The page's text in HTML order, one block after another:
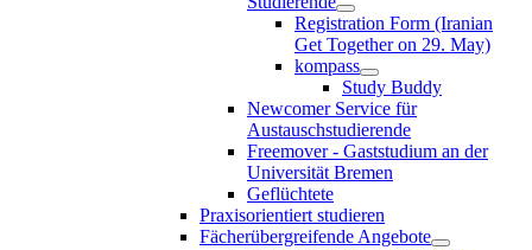
Registration Form (Iranian
Get Together on 29. May)
kompass
Study Buddy
Newcomer Service für
Austauschstudierende
Freemover - Gaststudium an der
Universität Bremen
Geflüchtete
Praxisorientiert studieren
Fächerübergreifende Angebote